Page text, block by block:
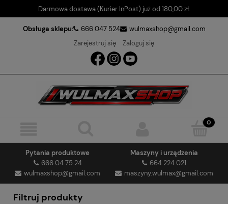
Darmowa dostawa (Kurier InPost) już od 180,00 zł.
Obsługa sklepu: 666 047 524
wulmaxshop@gmail.com
Zarejestruj się
Zaloguj się
Pytania produktowe
666 04 75 24
wulmaxshop@gmail.com
Maszyny i urządzenia
664 224 021
maszyny.wulmax@gmail.com
Filtruj produkty